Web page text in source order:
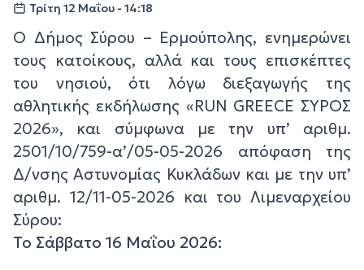
Τρίτη 12 Μαΐου - 14:18
Ο Δήμος Σύρου – Ερμούπολης, ενημερώνει
τους κατοίκους, αλλά και τους επισκέπτες
του νησιού, ότι λόγω διεξαγωγής της
αθλητικής εκδήλωσης «RUN GREECE ΣΥΡΟΣ
2026», και σύμφωνα με την υπ’ αριθμ.
2501/10/759-α’/05-05-2026 απόφαση της
Δ/νσης Αστυνομίας Κυκλάδων και με την υπ’
αριθμ. 12/11-05-2026 και του Λιμεναρχείου
Σύρου:
Το Σάββατο 16 Μαΐου 2026: